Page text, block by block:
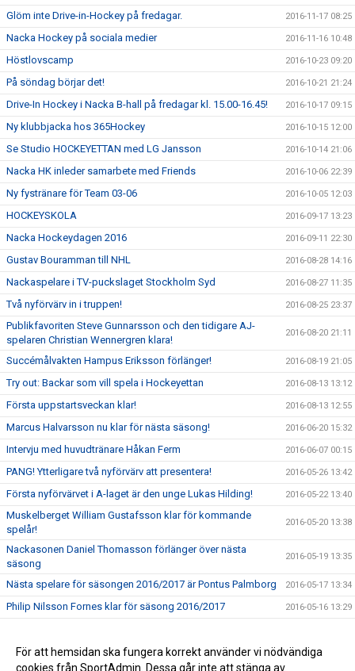
Glöm inte Drive-in-Hockey på fredagar. 2016-11-17 08:25
Nacka Hockey på sociala medier 2016-11-16 10:48
Höstlovscamp 2016-10-23 09:20
På söndag börjar det! 2016-10-21 21:24
Drive-In Hockey i Nacka B-hall på fredagar kl. 15.00-16.45! 2016-10-17 09:15
Ny klubbjacka hos 365Hockey 2016-10-15 12:00
Se Studio HOCKEYETTAN med LG Jansson 2016-10-14 21:06
Nacka HK inleder samarbete med Friends 2016-10-06 22:39
Ny fystränare för Team 03-06 2016-10-05 12:03
HOCKEYSKOLA 2016-09-17 13:23
Nacka Hockeydagen 2016 2016-09-11 22:30
Gustav Bouramman till NHL 2016-08-28 14:16
Nackaspelare i TV-puckslaget Stockholm Syd 2016-08-27 11:35
Två nyförvärv in i truppen! 2016-08-25 23:37
Publikfavoriten Steve Gunnarsson och den tidigare AJ-
spelaren Christian Wennergren klara!
2016-08-20 21:11
Succémålvakten Hampus Eriksson förlänger! 2016-08-19 21:05
Try out: Backar som vill spela i Hockeyettan 2016-08-13 13:12
Första uppstartsveckan klar! 2016-08-13 12:55
Marcus Halvarsson nu klar för nästa säsong! 2016-06-20 15:32
Intervju med huvudtränare Håkan Ferm 2016-06-07 00:15
PANG! Ytterligare två nyförvärv att presentera! 2016-05-26 13:42
Första nyförvärvet i A-laget är den unge Lukas Hilding! 2016-05-22 13:40
Muskelberget William Gustafsson klar för kommande
spelår!
2016-05-20 13:38
Nackasonen Daniel Thomasson förlänger över nästa
säsong
2016-05-19 13:35
Nästa spelare för säsongen 2016/2017 är Pontus Palmborg 2016-05-17 13:34
Philip Nilsson Fornes klar för säsong 2016/2017 2016-05-16 13:29
Resumé av klubbens säsong 2015/16 2016-05-05 00:38
För att hemsidan ska fungera korrekt använder vi nödvändiga
cookies från SportAdmin. Dessa går inte att stänga av.